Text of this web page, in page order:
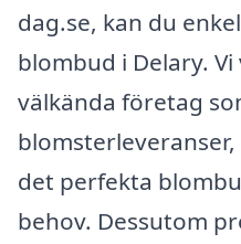
dag.se, kan du
blombud i Delary.
välkända företag
det perfekta
behov. Dessutom